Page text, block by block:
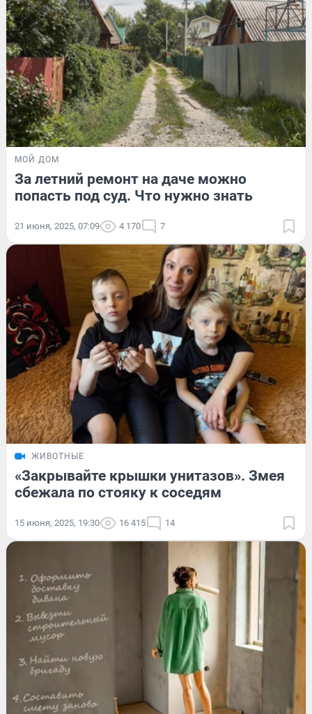
МОЙ ДОМ
За летний ремонт на даче можно
попасть под суд. Что нужно знать
21 июня, 2025, 07:09 4 170 7
ЖИВОТНЫЕ
«Закрывайте крышки унитазов». Змея
сбежала по стояку к соседям
15 июня, 2025, 19:30 16 415 14